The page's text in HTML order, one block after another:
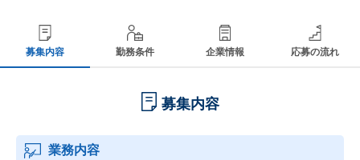
募集内容 勤務条件 企業情報 応募の流れ
募集内容
業務内容